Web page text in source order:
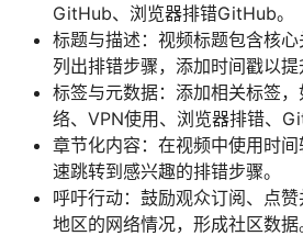
GitHub、浏览器排错GitHub。
标题与描述：视频标题包含核
列出排错步骤，添加时间戳以提
标签与元数据：添加相关标签
络、VPN使用、浏览器排错、
章节化内容：在视频中使用时
速跳转到感兴趣的排错步骤。
呼吁行动：鼓励观众订阅、点
地区的网络情况，形成社区数据